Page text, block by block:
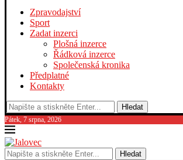
Zpravodajství
Sport
Zadat inzerci
Plošná inzerce
Řádková inzerce
Společenská kronika
Předplatné
Kontakty
Hledat
Pátek, 7 srpna, 2026
Hledat